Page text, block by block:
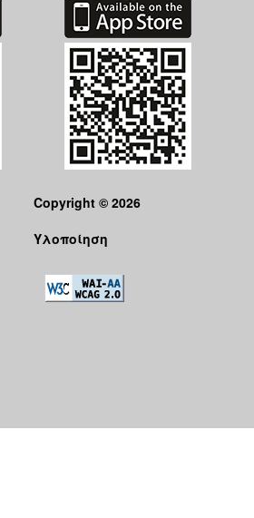
Copyright © 2026
Υλοποίηση